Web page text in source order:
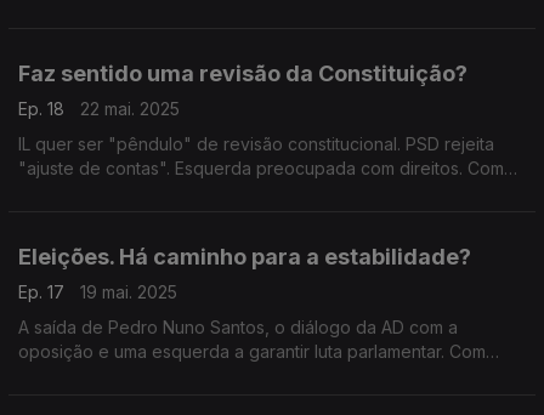
Faz sentido uma revisão da Constituição?
Ep. 18
22 mai. 2025
IL quer ser "pêndulo" de revisão constitucional. PSD rejeita
"ajuste de contas". Esquerda preocupada com direitos. Com
Eleições. Há caminho para a estabilidade?
Ep. 17
19 mai. 2025
A saída de Pedro Nuno Santos, o diálogo da AD com a
oposição e uma esquerda a garantir luta parlamentar. Com